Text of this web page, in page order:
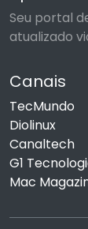
Seu portal
atualizado
Canais
TecMundo
Diolinux
Canaltech
G1
Mac